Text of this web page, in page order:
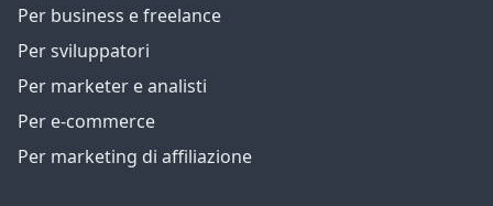
Per business e freelance
Per sviluppatori
Per marketer e analisti
Per e-commerce
Per marketing di affiliazione